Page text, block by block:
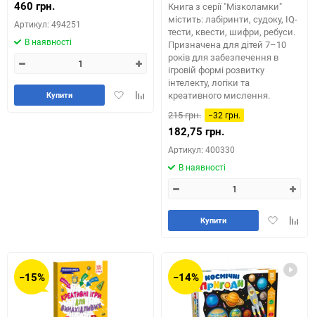
460 грн.
Артикул: 494251
В наявності
ДодатиДодайте
порівняння
Купити
Книга з серії "Мізколамки"
містить: лабіринти, судоку, IQ-
тести, квести, шифри, ребуси.
Призначена для дітей 7–10
років для забезпечення в
ігровій формі розвитку
інтелекту, логіки та
креативного мислення.
215 грн.
−32 грн.
182,75 грн.
Артикул: 400330
В наявності
Додати
Купити
−15% −14%